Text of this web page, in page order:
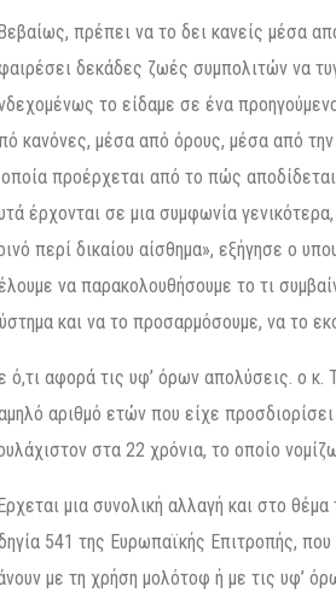
πρέπει να το δει κανείς μέσα
δεκάδες ζωές συμπολιτών να
το είδαμε σε ένα
κανόνες, μέσα από όρους, μέσα από
προέρχεται από το πώς αποδίδεται
έρχονται σε μια συμφωνία
περί δικαίου αίσθημα», εξήγησε ο
να παρακολουθήσουμε το τι
και να το προσαρμόσουμε, να το
ό,τι αφορά τις υφ’ όρων απολύσεις. ο κ.
αριθμό ετών που είχε
στα 22 χρόνια, το οποίο
μια συνολική αλλαγή και στο
541 της Ευρωπαϊκής Επιτροπής,
με τη χρήση μολότοφ ή με τις υφ’